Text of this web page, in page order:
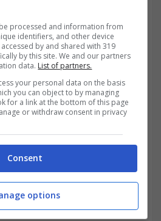
a primo acchito si
in questione verte più
di lavoro. Quindi, di
lo
a possibili
del lavoratore, i quali
fortemente l’andamento
e di tutto il lavoro
processed and information from
identifiers, and other device
by and shared with 319
by this site. We and our partners
data. List of partners.
your personal data on the basis
you can object to by managing
for a link at the bottom of this page
or withdraw consent in privacy
Consent
options